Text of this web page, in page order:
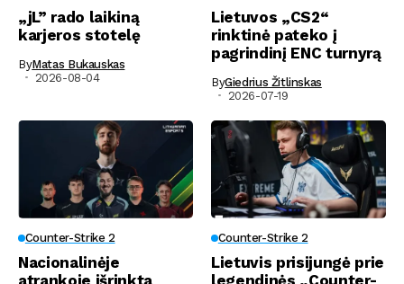
„jL” rado laikiną
karjeros stotelę
ByMatas Bukauskas
2026-08-04
Lietuvos „CS2“
rinktinė pateko į
pagrindinį ENC turnyrą
ByGiedrius Žitlinskas
2026-07-19
Counter-Strike 2
Nacionalinėje
atrankoje išrinkta
Counter-Strike 2
Lietuvis prisijungė prie
legendinės „Counter-